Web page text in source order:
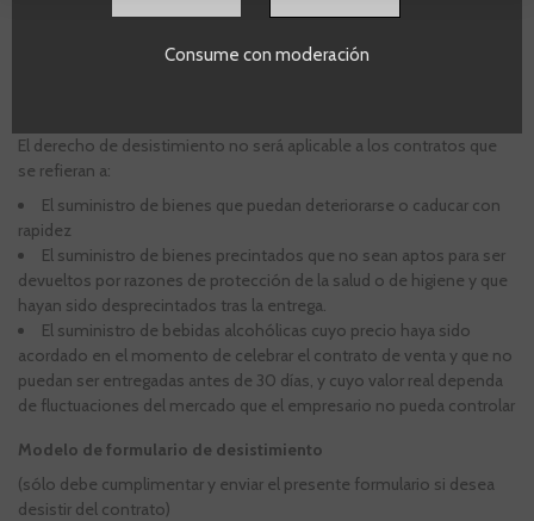
establecer la naturaleza, las características y el funcionamiento de
El derecho de desistimiento no será aplicable a los contratos que
se refieran a:
El suministro de bienes que puedan deteriorarse o caducar con
rapidez
El suministro de bienes precintados que no sean aptos para ser
devueltos por razones de protección de la salud o de higiene y que
hayan sido desprecintados tras la entrega.
El suministro de bebidas alcohólicas cuyo precio haya sido
acordado en el momento de celebrar el contrato de venta y que no
puedan ser entregadas antes de 30 días, y cuyo valor real dependa
de fluctuaciones del mercado que el empresario no pueda controlar
Modelo de formulario de desistimiento
(sólo debe cumplimentar y enviar el presente formulario si desea
desistir del contrato)
Consume con moderación